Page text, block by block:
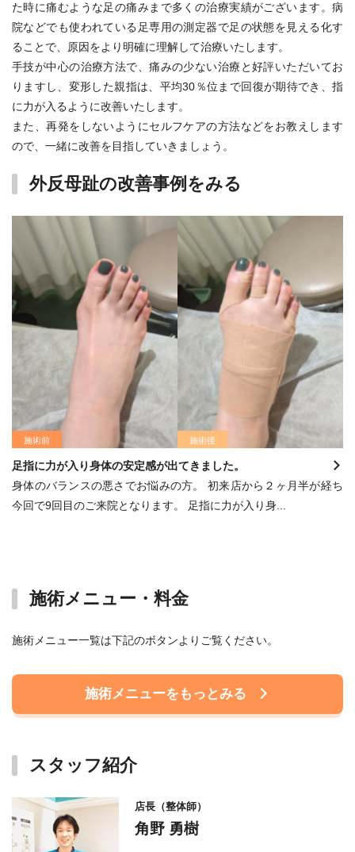
た時に痛むような足の痛みまで多くの治療実績がございます。病
院などでも使われている足専用の測定器で足の状態を見える化す
ることで、原因をより明確に理解して治療いたします。
手技が中心の治療方法で、痛みの少ない治療と好評いただいてお
りますし、変形した親指は、平均30％位まで回復が期待でき、指
に力が入るように改善いたします。
また、再発をしないようにセルフケアの方法などをお教えします
ので、一緒に改善を目指していきましょう。
外反母趾の改善事例をみる
施術前 施術後
足指に力が入り身体の安定感が出てきました。
身体のバランスの悪さでお悩みの方。 初来店から２ヶ月半が経ち
今回で9回目のご来院となります。 足指に力が入り身...
施術メニュー・料金
施術メニュー一覧は下記のボタンよりご覧ください。
施術メニューをもっとみる
スタッフ紹介
店長（整体師）
角野 勇樹